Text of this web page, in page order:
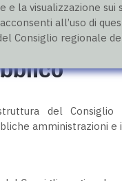
la visualizzazione sui
all’uso di
Consiglio regionale
del Consiglio
amministrazioni e